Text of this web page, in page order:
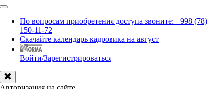
По вопросам приобретения доступа звоните: +998 (78)
150-11-72
Скачайте календарь кадровика на август
Войти/Зарегистрироваться
Авторизация на сайте